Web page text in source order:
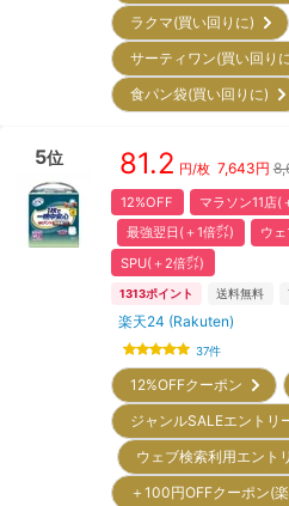
ラクマ(買い回りに)
サーティワン(買い回
食パン袋(買い回りに)
5位 81.2 円/枚 7,643円
12%OFF マラソン11店(
最強翌日(＋1倍㌽)
ウ
SPU(＋2倍㌽)
1313ポイント 送料無料
楽天24 (Rakuten)
37件
12%OFFクーポン
ジャンルSALEエント
ウェブ検索利用エン
＋100円OFFクーポン(